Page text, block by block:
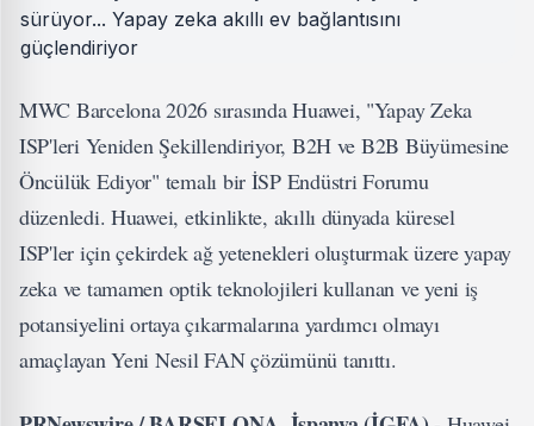
MWC Barcelona 2026 sırasında Huawei, "Yapay Zeka
ISP'leri Yeniden Şekillendiriyor, B2H ve B2B Büyümesine
Öncülük Ediyor" temalı bir İSP Endüstri Forumu
düzenledi. Huawei, etkinlikte, akıllı dünyada küresel
ISP'ler için çekirdek ağ yetenekleri oluşturmak üzere yapay
zeka ve tamamen optik teknolojileri kullanan ve yeni iş
potansiyelini ortaya çıkarmalarına yardımcı olmayı
amaçlayan Yeni Nesil FAN çözümünü tanıttı.